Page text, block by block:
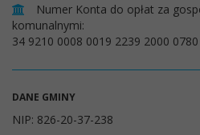
Numer Konta do opłat za
komunalnymi:
34 9210 0008 0019 2239 2000 0780
DANE GMINY
NIP: 826-20-37-238